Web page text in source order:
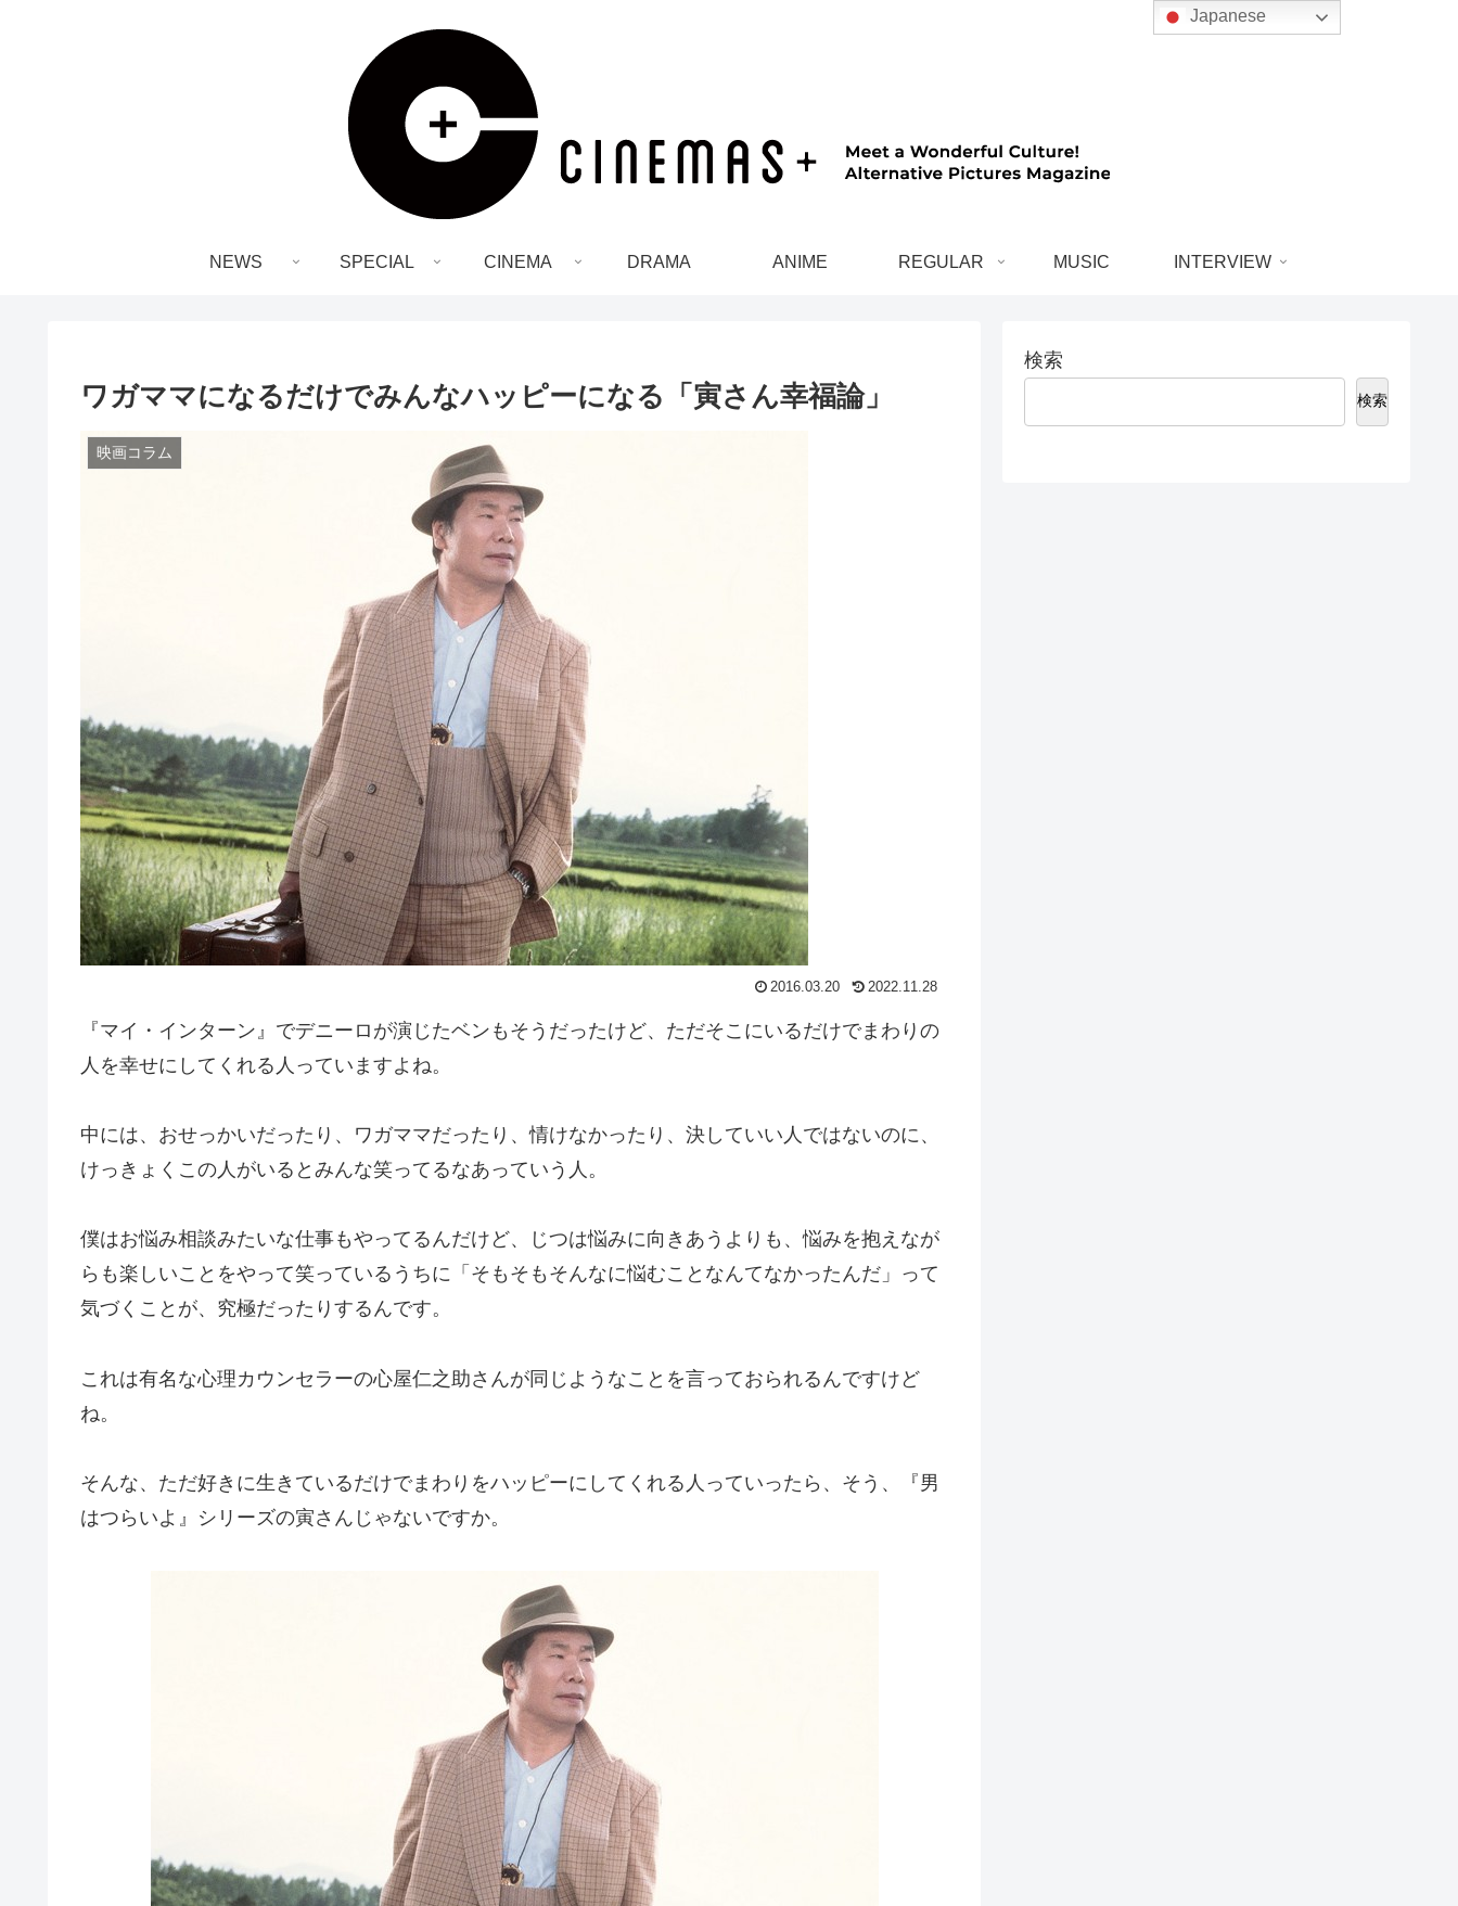
NEWS SPECIAL CINEMA DRAMA ANIME REGULAR MUSIC INTERVIEW
ワガママになるだけでみんなハッピーになる「寅さん幸福論」
映画コラム
2016.03.20 2022.11.28
『マイ・インターン』でデニーロが演じたベンもそうだったけど、ただそこにいるだけでまわりの
人を幸せにしてくれる人っていますよね。
中には、おせっかいだったり、ワガママだったり、情けなかったり、決していい人ではないのに、
けっきょくこの人がいるとみんな笑ってるなあっていう人。
僕はお悩み相談みたいな仕事もやってるんだけど、じつは悩みに向きあうよりも、悩みを抱えなが
らも楽しいことをやって笑っているうちに「そもそもそんなに悩むことなんてなかったんだ」って
気づくことが、究極だったりするんです。
これは有名な心理カウンセラーの心屋仁之助さんが同じようなことを言っておられるんですけど
ね。
そんな、ただ好きに生きているだけでまわりをハッピーにしてくれる人っていったら、そう、『男
はつらいよ』シリーズの寅さんじゃないですか。
検索
検索
Japanese